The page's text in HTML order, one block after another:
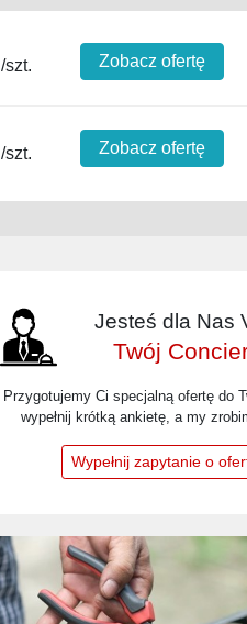
/szt. Zobacz ofertę
/szt. Zobacz ofertę
Jesteś dla Nas
Twój
Przygotujemy Ci specjalną ofertę do
wypełnij krótką ankietę, a my
Wypełnij zapytanie o